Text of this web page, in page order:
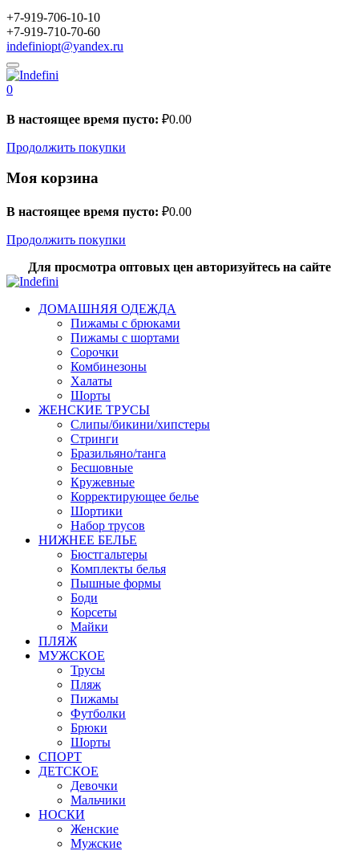
+7-919-706-10-10
+7-919-710-70-60
indefiniopt@yandex.ru
0
В настоящее время пусто: ₽0.00
Продолжить покупки
Моя корзина
В настоящее время пусто: ₽0.00
Продолжить покупки
Для просмотра оптовых цен авторизуйтесь на сайте
ДОМАШНЯЯ ОДЕЖДА
Пижамы с брюками
Пижамы с шортами
Сорочки
Комбинезоны
Халаты
Шорты
ЖЕНСКИЕ ТРУСЫ
Слипы/бикини/хипстеры
Стринги
Бразильяно/танга
Бесшовные
Кружевные
Корректирующее белье
Шортики
Набор трусов
НИЖНЕЕ БЕЛЬЕ
Бюстгальтеры
Комплекты белья
Пышные формы
Боди
Корсеты
Майки
ПЛЯЖ
МУЖСКОЕ
Трусы
Пляж
Пижамы
Футболки
Брюки
Шорты
СПОРТ
ДЕТСКОЕ
Девочки
Мальчики
НОСКИ
Женские
Мужские